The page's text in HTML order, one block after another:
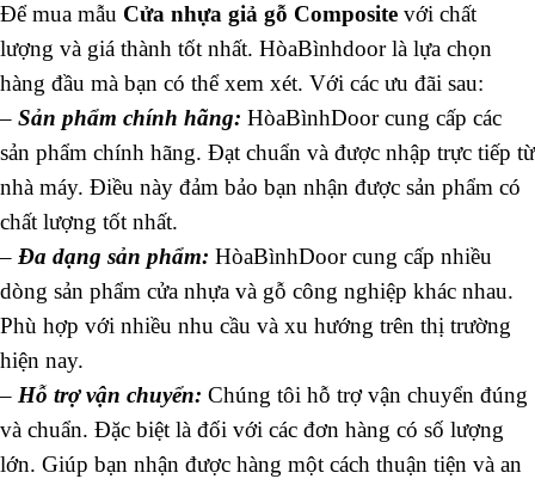
Để mua mẫu Cửa nhựa giả gỗ Composite với chất
lượng và giá thành tốt nhất. HòaBìnhdoor là lựa chọn
hàng đầu mà bạn có thể xem xét. Với các ưu đãi sau:
– Sản phẩm chính hãng: HòaBìnhDoor cung cấp các
sản phẩm chính hãng. Đạt chuẩn và được nhập trực tiếp từ
nhà máy. Điều này đảm bảo bạn nhận được sản phẩm có
chất lượng tốt nhất.
– Đa dạng sản phẩm: HòaBìnhDoor cung cấp nhiều
dòng sản phẩm cửa nhựa và gỗ công nghiệp khác nhau.
Phù hợp với nhiều nhu cầu và xu hướng trên thị trường
hiện nay.
– Hỗ trợ vận chuyển: Chúng tôi hỗ trợ vận chuyển đúng
và chuẩn. Đặc biệt là đối với các đơn hàng có số lượng
lớn. Giúp bạn nhận được hàng một cách thuận tiện và an